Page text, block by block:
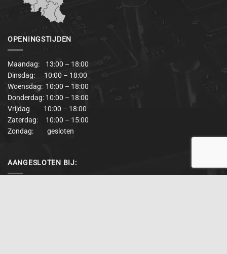
OPENINGSTIJDEN
Maandag: 13:00 – 18:00
Dinsdag: 10:00 – 18:00
Woensdag: 10:00 – 18:00
Donderdag: 10:00 – 18:00
Vrijdag 10:00 – 18:00
Zaterdag: 10:00 – 15:00
Zondag: gesloten
AANGESLOTEN BIJ: